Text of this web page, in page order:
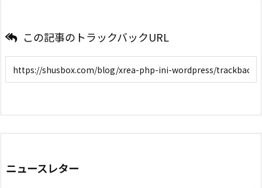
この記事のトラックバックURL
ニュースレター